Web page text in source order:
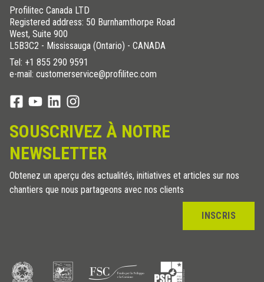
Profilitec Canada LTD
Registered address: 50 Burnhamthorpe Road
West, Suite 900
L5B3C2 - Mississauga (Ontario) - CANADA
Tel: +1 855 290 9591
e-mail: customerservice@profilitec.com
SOUSCRIVEZ À NOTRE
NEWSLETTER
Obtenez un aperçu des actualités, initiatives et articles sur nos
chantiers que nous partageons avec nos clients
INSCRIS